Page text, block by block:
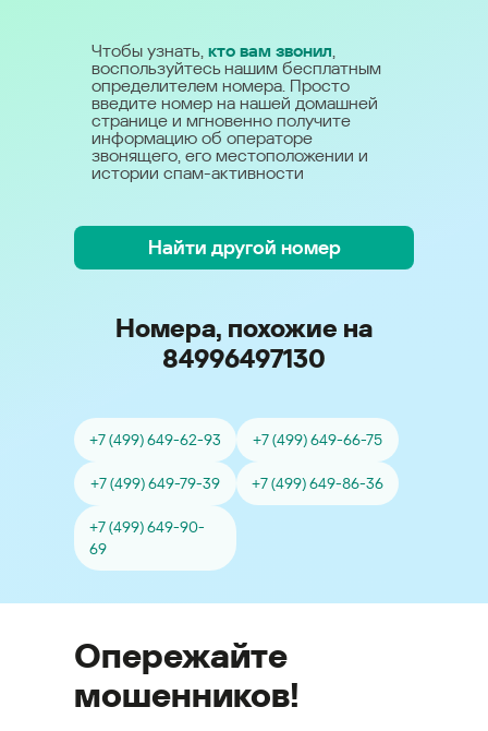
Чтобы узнать, кто вам звонил,
воспользуйтесь нашим бесплатным
определителем номера. Просто
введите номер на нашей домашней
странице и мгновенно получите
информацию об операторе
звонящего, его местоположении и
истории спам-активности
Найти другой номер
Номера, похожие на
84996497130
+7 (499) 649-62-93 +7 (499) 649-66-75
+7 (499) 649-79-39 +7 (499) 649-86-36
+7 (499) 649-90-
69
Опережайте
мошенников!